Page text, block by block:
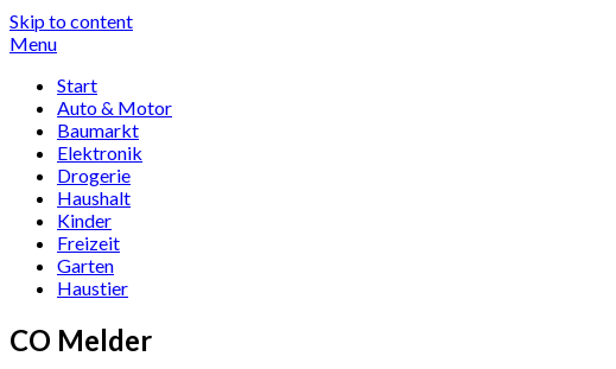
Skip to content
Menu
Start
Auto & Motor
Baumarkt
Elektronik
Drogerie
Haushalt
Kinder
Freizeit
Garten
Haustier
CO Melder